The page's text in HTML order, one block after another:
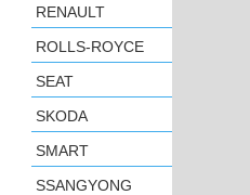
RENAULT
ROLLS-ROYCE
SEAT
SKODA
SMART
SSANGYONG